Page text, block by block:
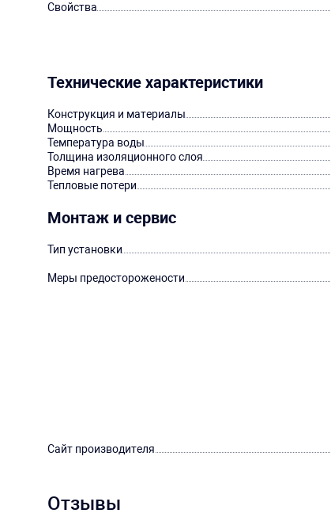
Свойства
Технические характеристики
Конструкция и материалы
Мощность
Температура воды
Толщина изоляционного слоя
Время нагрева
Тепловые потери
Монтаж и сервис
Тип установки
Меры предосторожености
Сайт производителя
Отзывы